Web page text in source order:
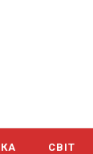
СВІТ